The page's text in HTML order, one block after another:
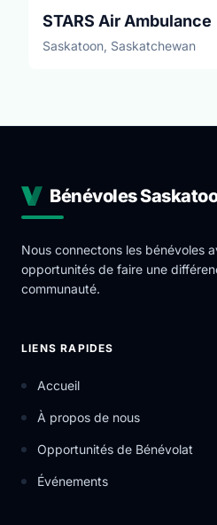
STARS Air Ambulance
Saskatoon, Saskatchewan
Bénévoles
Nous connectons les bénévoles
opportunités de faire une
communauté.
LIENS RAPIDES
Accueil
À propos de nous
Opportunités de Bénévolat
Événements